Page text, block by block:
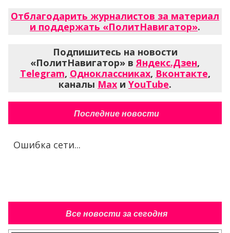
Отблагодарить журналистов за материал
и поддержать «ПолитНавигатор».
Подпишитесь на новости
«ПолитНавигатор» в Яндекс.Дзен,
Telegram, Одноклассниках, Вконтакте,
каналы Max и YouTube.
Последние новости
Ошибка сети...
Все новости за сегодня